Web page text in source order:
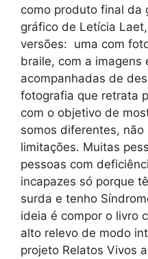
como produto final da
gráfico de Letícia
versões: uma com
braile, com a imagens
acompanhadas de
fotografia que retrata
com o objetivo de
somos diferentes,
limitações. Muitas
pessoas com
incapazes só porque
surda e tenho
ideia é compor o livro
alto relevo de modo
projeto Relatos Vivos